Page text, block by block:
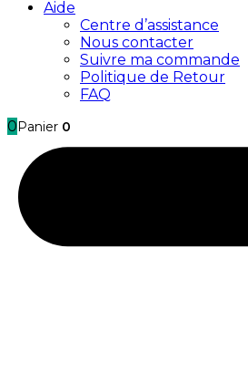
Aide
Centre d’assistance
Nous contacter
Suivre ma commande
Politique de Retour
FAQ
0 Panier 0